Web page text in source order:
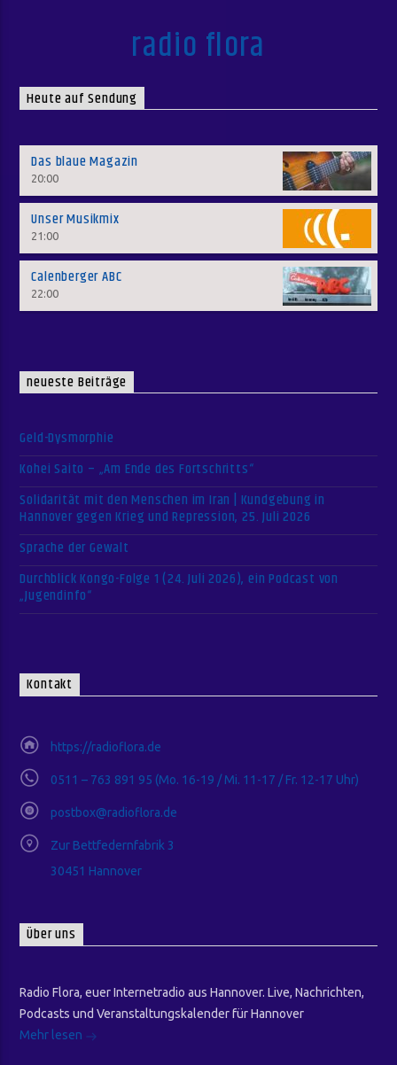
radio flora
Heute auf Sendung
Das blaue Magazin
20:00
Unser Musikmix
21:00
Calenberger ABC
22:00
neueste Beiträge
Geld-Dysmorphie
Kohei Saito – „Am Ende des Fortschritts“
Solidarität mit den Menschen im Iran | Kundgebung in
Hannover gegen Krieg und Repression, 25. Juli 2026
Sprache der Gewalt
Durchblick Kongo-Folge 1 (24. Juli 2026), ein Podcast von
„Jugendinfo“
Kontakt
https://radioflora.de
0511 – 763 891 95 (Mo. 16-19 / Mi. 11-17 / Fr. 12-17 Uhr)
postbox@radioflora.de
Zur Bettfedernfabrik 3
30451 Hannover
Über uns
Radio Flora, euer Internetradio aus Hannover. Live, Nachrichten,
Podcasts und Veranstaltungskalender für Hannover
Mehr lesen